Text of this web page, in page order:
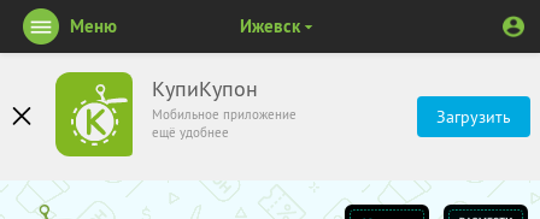
КупиКупон
Мобильное приложение
ещё удобнее
Загрузить
Меню Ижевск